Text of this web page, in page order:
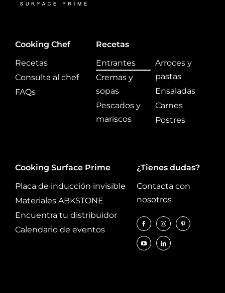
Cooking Chef
Recetas
Consulta al chef
FAQs
Recetas
Entrantes
Cremas y
sopas
Pescados y
mariscos
Arroces y
pastas
Ensaladas
Carnes
Postres
Cooking Surface Prime
Placa de inducción invisible
Materiales ABKSTONE
Encuentra tu distribuidor
Calendario de eventos
¿Tienes dudas?
Contacta con
nosotros